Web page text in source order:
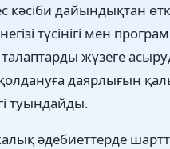
кəсіби дайындықтан
түсінігі мен
жүзеге
даярлығын
туындайды.
əдебиеттерде